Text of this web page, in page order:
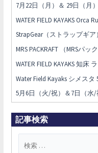
7月22日（月）＆ 29日（月
WATER FIELD KAYAKS Orca
StrapGear（ストラップギア
MRS PACKRAFT （MRSパ
WATER FIELD KAYAKS 知床
Water Field Kayaks シメス
5月6日（火/祝）＆7日（水
記事検索